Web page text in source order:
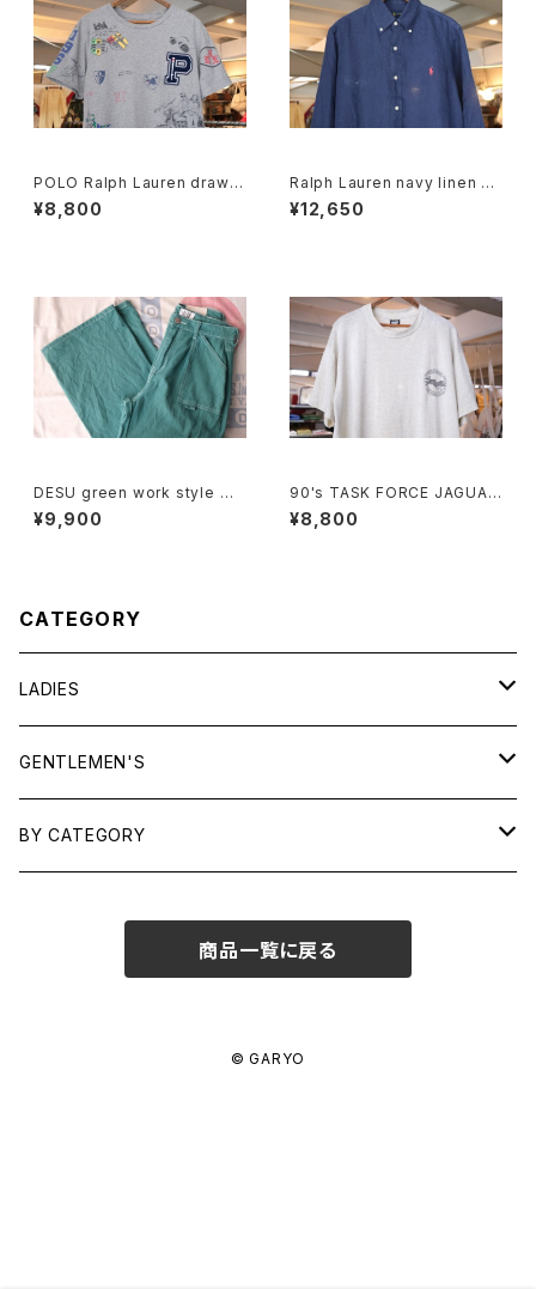
POLO Ralph Lauren drawin
g printed Tee w/ patch
¥8,800
Ralph Lauren navy linen B.
D. Shirt
¥12,650
DESU green work style wi
de leg Pants
¥9,900
90's TASK FORCE JAGUAR
printed Tee "Made in U.S.
A."
¥8,800
CATEGORY
LADIES
TOPS
SHIRTS
OUTERWEAR
GENTLEMEN'S
TOPS
BY CATEGORY
商品一覧に戻る
© GARYO